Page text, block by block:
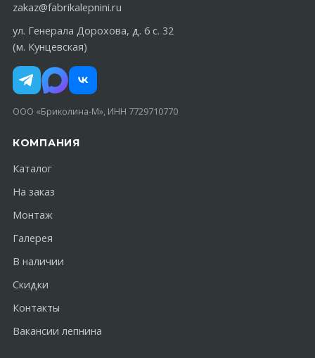
zakaz@fabrikalepnini.ru
ул. Генерала Дорохова, д. 6 с. 32
(м. Кунцевская)
ООО «Бриколина-М», ИНН 7729710770
КОМПАНИЯ
Каталог
На заказ
Монтаж
Галерея
В наличии
Скидки
Контакты
Вакансии лепнина